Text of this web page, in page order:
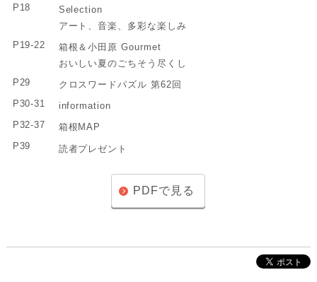
P18
Selection
アート、音楽、多彩な楽しみ
P19-22
箱根＆小田原 Gourmet
おいしい夏のごちそう尽くし
P29
クロスワードパズル 第62回
P30-31
information
P32-37
箱根MAP
P39
読者プレゼント
PDFで見る